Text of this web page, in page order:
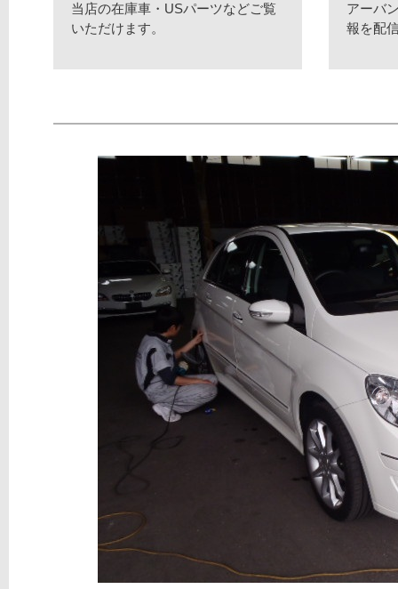
当店の在庫車・USパーツなどご覧
いただけます。
アーバ
報を配